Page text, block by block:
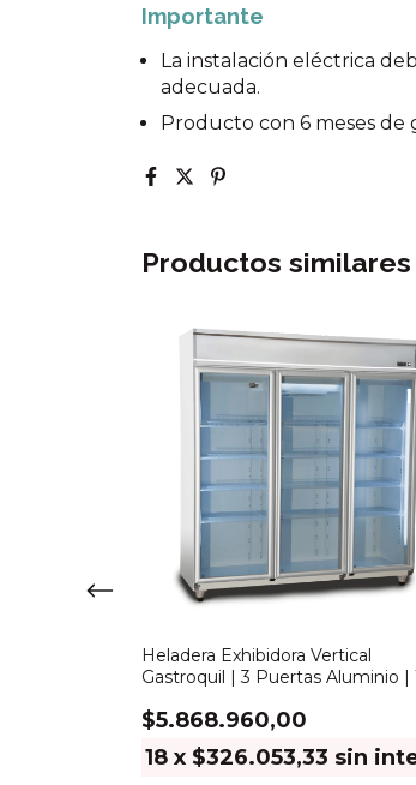
Importante
La instalación eléctrica
adecuada.
Producto con 6 meses de
Productos similares
Heladera Exhibidora Vertical
Gastroquil | 3 Puertas Aluminio |
$5.868.960,00
18 x $326.053,33 sin